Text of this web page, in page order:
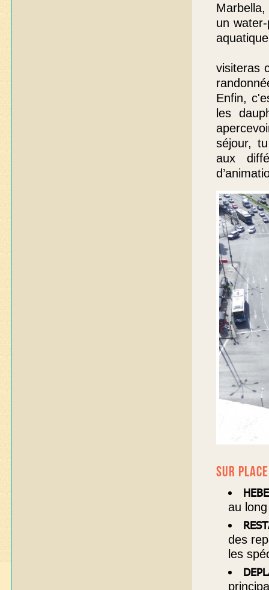
un
visiteras
Enfin,
les
séjour,
aux
SUR
au
des
les